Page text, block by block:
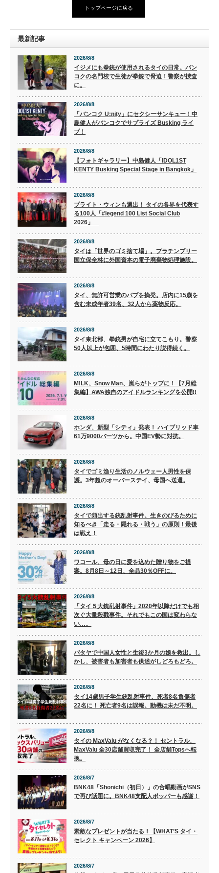
トップページに戻る
最新記事
2026/8/8
イジメにも拳銃が使用されるタイの日常。バン
コクの名門校で生徒が拳銃で脅迫！警察が捜査
に。
2026/8/8
「バンコク U:nity」にセクシーサンキュー！中
島健人がバンコクでサプライズ Busking ライ
ブ！
2026/8/8
【フォトギャラリー】中島健人「IDOL1ST
KENTY Busking Special Stage in Bangkok」
2026/8/8
ブライト・ウィンも選出！ タイの各界を代表す
る100人「#legend 100 List Social Club
2026」
2026/8/8
タイは「世界のゴミ捨て場」。プラチンブリー
国立保全林に外国資本の電子廃棄物処理施設。
2026/8/8
タイ、無許可営業のパブを摘発。店内に15歳を
含む未成年者39名、32人から薬物反応。
2026/8/8
タイ東北部、拳銃男が自宅に立てこもり。警察
50人以上が包囲、5時間にわたり説得続く。
2026/8/8
M!LK、Snow Man、嵐らがトップに！【7月総
集編】AWA独自のアイドルランキングを公開!!
2026/8/8
ホンダ、新型「シティ」発表！ ハイブリッド車
61万9000バーツから。中国EV勢に対抗。
2026/8/8
タイでゴミ漁り生活のノルウェー人男性を保
護。3年超のオーバーステイ、母国へ送還。
2026/8/8
タイで頻出する銃乱射事件。生きのびるために
知るべき「走る・隠れる・戦う」の原則！最後
は戦え！
2026/8/8
ワコール、母の日に愛を込めた贈り物をご提
案。8月8日～12日、全品30％OFFに。
2026/8/8
「タイ５大銃乱射事件」2020年以降だけでも相
次ぐ大量殺戮事件。それでもこの国は変わらな
い…。
2026/8/8
パタヤで中国人女性と生後3か月の娘を救出。し
かし、被害者も加害者も供述がしどろもどろ。
2026/8/8
タイ14歳男子学生銃乱射事件、死者8名負傷者
22名に！ 死亡者9名は誤報。動機は未だ不明。
2026/8/8
タイの MaxValu がなくなる？！ セントラル、
MaxValu 全30店舗買収完了！ 全店舗Topsへ転
換。
2026/8/7
BNK48「Shonichi（初日）」の合唱動画がSNS
で再び話題に。BNK48支配人ポッパーも感謝！
2026/8/7
素敵なプレゼントが当たる！【WHAT’S タイ・
セレクト キャンペーン 2026】
2026/8/7